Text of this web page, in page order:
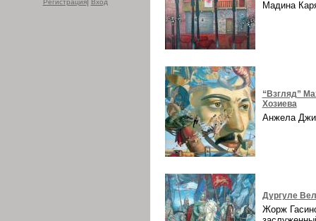
Регистрация Вход Мадина
“Взгляд”
Хозиева
Анжела
Дургуле
Жорж